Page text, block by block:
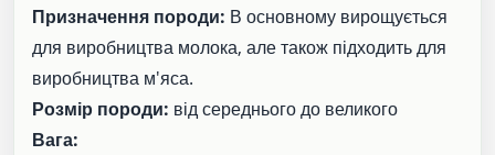
Призначення породи: В основному вирощується
для виробництва молока, але також підходить для
виробництва м'яса.
Розмір породи: від середнього до великого
Вага: